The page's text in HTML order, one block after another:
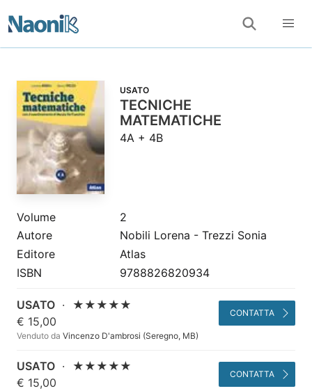
USATO
TECNICHE
MATEMATICHE
4A + 4B
Volume
2
Autore
Nobili Lorena - Trezzi Sonia
Editore
Atlas
ISBN
9788826820934
USATO ·
★★★★★
€ 15,00
Venduto da Vincenzo D'ambrosi (Seregno, MB)
CONTATTA
USATO ·
★★★★★
€ 15,00
CONTATTA